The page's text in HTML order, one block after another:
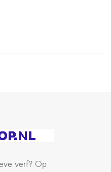
verf? Op